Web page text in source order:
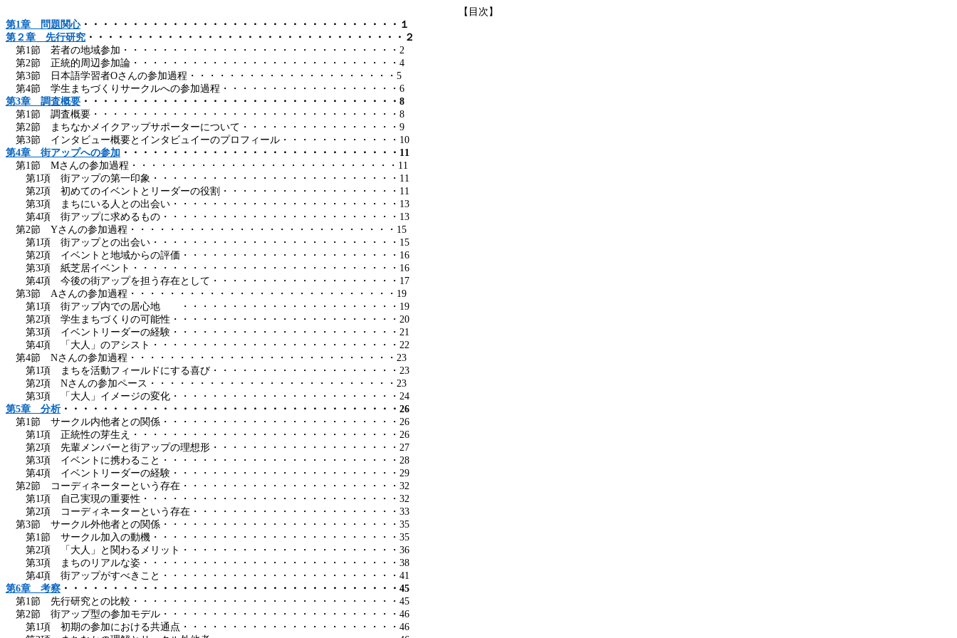
【目次】
第1章 問題関心・・・・・・・・・・・・・・・・・・・・・・・・・・・・・・・・１
第２章 先行研究 ・・・・・・・・・・・・・・・・・・・・・・・・・・・・・・・・２
第1節 若者の地域参加・・・・・・・・・・・・・・・・・・・・・・・・・・・・ 2
第2節 正統的周辺参加論・・・・・・・・・・・・・・・・・・・・・・・・・・・ 4
第3節 日本語学習者Oさんの参加過程・・・・・・・・・・・・・・・・・・・・・ 5
第4節 学生まちづくりサークルへの参加過程・・・・・・・・・・・・・・・・・・ 6
第3章 調査概要 ・・・・・・・・・・・・・・・・・・・・・・・・・・・・・・・・ 8
第1節 調査概要・・・・・・・・・・・・・・・・・・・・・・・・・・・・・・・ 8
第2節 まちなかメイクアップサポーターについて・・・・・・・・・・・・・・・・ 9
第3節 インタビュー概要とインタビュイーのプロフィール・・・・・・・・・・・・ 10
第4章 街アップへの参加 ・・・・・・・・・・・・・・・・・・・・・・・・・・・・ 11
第1節 Mさんの参加過程・・・・・・・・・・・・・・・・・・・・・・・・・・・ 11
第1項 街アップの第一印象・・・・・・・・・・・・・・・・・・・・・・・・・ 11
第2項 初めてのイベントとリーダーの役割・・・・・・・・・・・・・・・・・・ 11
第3項 まちにいる人との出会い・・・・・・・・・・・・・・・・・・・・・・・ 13
第4項 街アップに求めるもの・・・・・・・・・・・・・・・・・・・・・・・・ 13
第2節 Yさんの参加過程・・・・・・・・・・・・・・・・・・・・・・・・・・・ 15
第1項 街アップとの出会い・・・・・・・・・・・・・・・・・・・・・・・・・ 15
第2項 イベントと地域からの評価・・・・・・・・・・・・・・・・・・・・・・ 16
第3項 紙芝居イベント・・・・・・・・・・・・・・・・・・・・・・・・・・・ 16
第4項 今後の街アップを担う存在として・・・・・・・・・・・・・・・・・・・ 17
第3節 Aさんの参加過程・・・・・・・・・・・・・・・・・・・・・・・・・・・ 19
第1項 街アップ内での居心地 ・・・・・・・・・・・・・・・・・・・・・・ 19
第2項 学生まちづくりの可能性・・・・・・・・・・・・・・・・・・・・・・・ 20
第3項 イベントリーダーの経験・・・・・・・・・・・・・・・・・・・・・・・ 21
第4項 「大人」のアシスト・・・・・・・・・・・・・・・・・・・・・・・・・ 22
第4節 Nさんの参加過程・・・・・・・・・・・・・・・・・・・・・・・・・・・ 23
第1項 まちを活動フィールドにする喜び・・・・・・・・・・・・・・・・・・・ 23
第2項 Nさんの参加ペース・・・・・・・・・・・・・・・・・・・・・・・・・ 23
第3項 「大人」イメージの変化・・・・・・・・・・・・・・・・・・・・・・・ 24
第5章 分析・・・・・・・・・・・・・・・・・・・・・・・・・・・・・・・・・・ 26
第1節 サークル内他者との関係・・・・・・・・・・・・・・・・・・・・・・・・ 26
第1項 正統性の芽生え・・・・・・・・・・・・・・・・・・・・・・・・・・・ 26
第2項 先輩メンバーと街アップの理想形・・・・・・・・・・・・・・・・・・・ 27
第3項 イベントに携わること・・・・・・・・・・・・・・・・・・・・・・・・ 28
第4項 イベントリーダーの経験・・・・・・・・・・・・・・・・・・・・・・・ 29
第2節 コーディネーターという存在・・・・・・・・・・・・・・・・・・・・・・ 32
第1項 自己実現の重要性・・・・・・・・・・・・・・・・・・・・・・・・・・ 32
第2項 コーディネーターという存在・・・・・・・・・・・・・・・・・・・・・ 33
第3節 サークル外他者との関係・・・・・・・・・・・・・・・・・・・・・・・・ 35
第1節 サークル加入の動機・・・・・・・・・・・・・・・・・・・・・・・・・ 35
第2項 「大人」と関わるメリット・・・・・・・・・・・・・・・・・・・・・・ 36
第3項 まちのリアルな姿・・・・・・・・・・・・・・・・・・・・・・・・・・ 38
第4項 街アップがすべきこと・・・・・・・・・・・・・・・・・・・・・・・・ 41
第6章 考察 ・・・・・・・・・・・・・・・・・・・・・・・・・・・・・・・・・・ 45
第1節 先行研究との比較・・・・・・・・・・・・・・・・・・・・・・・・・・・ 45
第2節 街アップ型の参加モデル・・・・・・・・・・・・・・・・・・・・・・・・ 46
第1項 初期の参加における共通点・・・・・・・・・・・・・・・・・・・・・・ 46